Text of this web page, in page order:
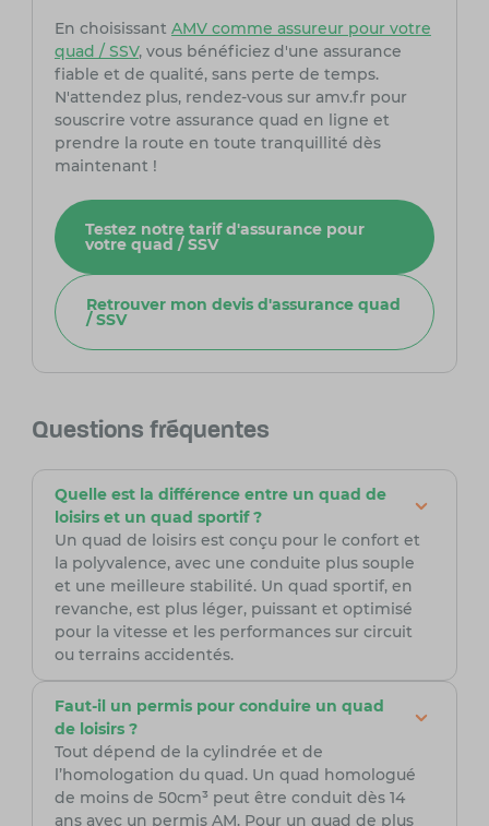
En choisissant AMV comme assureur pour votre
quad / SSV, vous bénéficiez d'une assurance
fiable et de qualité, sans perte de temps.
N'attendez plus, rendez-vous sur amv.fr pour
souscrire votre assurance quad en ligne et
prendre la route en toute tranquillité dès
maintenant !
Testez notre tarif d'assurance pour
votre quad / SSV
Retrouver mon devis d'assurance quad
/ SSV
Questions fréquentes
Quelle est la différence entre un quad de
loisirs et un quad sportif ?
Un quad de loisirs est conçu pour le confort et
la polyvalence, avec une conduite plus souple
et une meilleure stabilité. Un quad sportif, en
revanche, est plus léger, puissant et optimisé
pour la vitesse et les performances sur circuit
ou terrains accidentés.
Faut-il un permis pour conduire un quad
de loisirs ?
Tout dépend de la cylindrée et de
l’homologation du quad. Un quad homologué
de moins de 50cm³ peut être conduit dès 14
ans avec un permis AM. Pour un quad de plus